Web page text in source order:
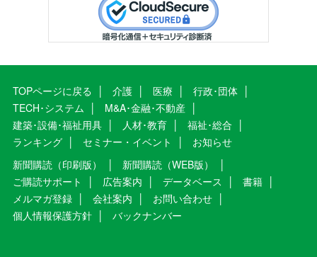
TOPページに戻る 介護 医療
行政･団体
TECH･システム
M&A･金融･不動産
建築･設備･福祉用具
人材･教育
福祉･総合
ランキング
セミナー・イベント
お知らせ
新聞購読（印刷版）
新聞購読（WEB版）
ご購読サポート
広告案内 データベース
書籍
メルマガ登録
会社案内
お問い合わせ
個人情報保護方針
バックナンバー